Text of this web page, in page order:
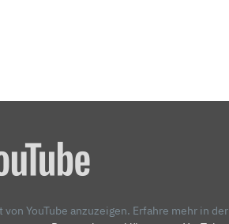
YouTube anzuzeigen. Erfahre mehr in der